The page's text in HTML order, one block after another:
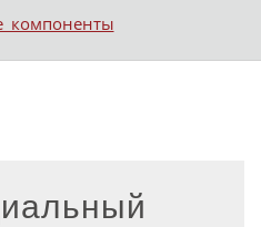
компоненты